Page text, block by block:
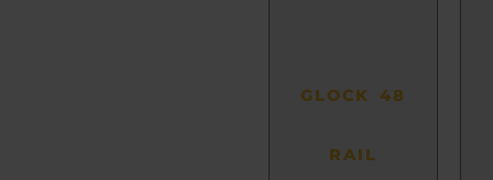
GLOCK 48
RAIL